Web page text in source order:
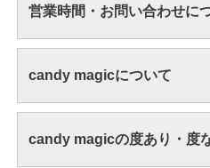
営業時間・お問い合わせに
candy magicについて
candy magicの度あり・度